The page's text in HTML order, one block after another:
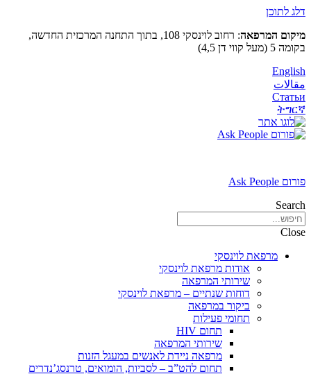
דלג לתוכן
מיקום המרפאה
: רחוב לוינסקי 108, בתוך התחנה המרכזית החדשה,
בקומה 5 (מעל קווי דן 4,5)
English
مقالات
Статьи
ትግርኛ
פורום Ask People
Search
Close
מרפאת לוינסקי
אודות מרפאת לוינסקי
שירותי המרפאה
דוחות שנתיים – מרפאת לוינסקי
ביקור במרפאה
תחומי פעילות
תחום HIV
שירותי המרפאה
מרפאה ניידת לאנשים במעגל הזנות
תחום להט”ב – לסביות, הומואים, טרנסג’נדרים